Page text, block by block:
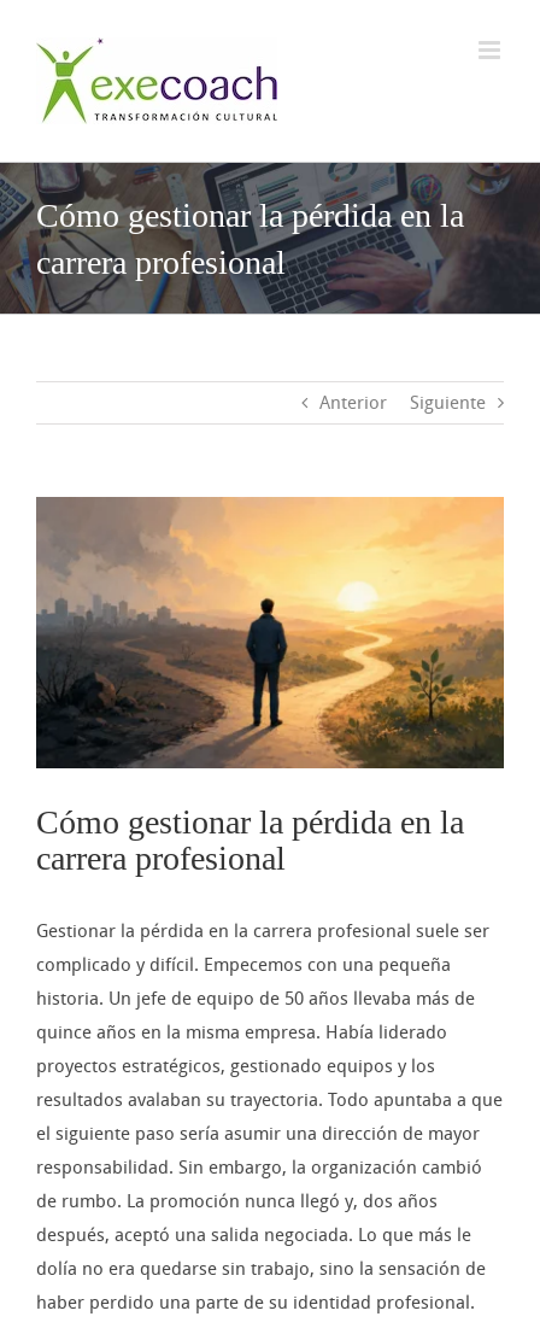
contenido
Cómo gestionar la pérdida en la
carrera profesional
Anterior Siguiente
más
grande
Cómo gestionar la pérdida en la
carrera profesional
Gestionar la pérdida en la carrera profesional suele ser
complicado y difícil. Empecemos con una pequeña
historia. Un jefe de equipo de 50 años llevaba más de
quince años en la misma empresa. Había liderado
proyectos estratégicos, gestionado equipos y los
resultados avalaban su trayectoria. Todo apuntaba a que
el siguiente paso sería asumir una dirección de mayor
responsabilidad. Sin embargo, la organización cambió
de rumbo. La promoción nunca llegó y, dos años
después, aceptó una salida negociada. Lo que más le
dolía no era quedarse sin trabajo, sino la sensación de
haber perdido una parte de su identidad profesional.